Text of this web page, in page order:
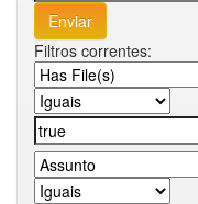
Filtros correntes: